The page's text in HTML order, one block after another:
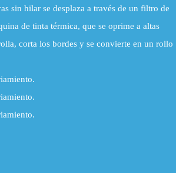
sin hilar se desplaza a través de un filtro de
de tinta térmica, que se oprime a altas
corta los bordes y se convierte en un rollo